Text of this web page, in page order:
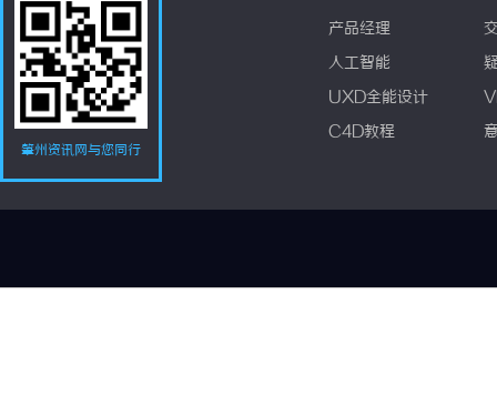
肇州资讯网与您同行
产品经理
人工智能
UXD全能设计
C4D教程